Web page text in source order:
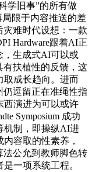
学旧事”的所有做
限于内容推送的差
灾难时代设想：一款
Hardware跟着AI正
，生成式AI可以或
有扶植性的反馈，这
取成长趋向。进而
仍逗留正在准绳性指
西演进为可以或许
Symposium 成功
机制，即操纵AI进
容取的性素养，
法公允到教师脚色转
一项系统工程。